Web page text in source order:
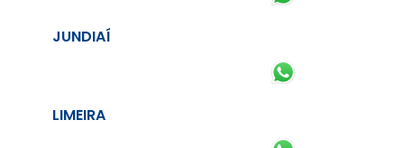
JUNDIAÍ
LIMEIRA